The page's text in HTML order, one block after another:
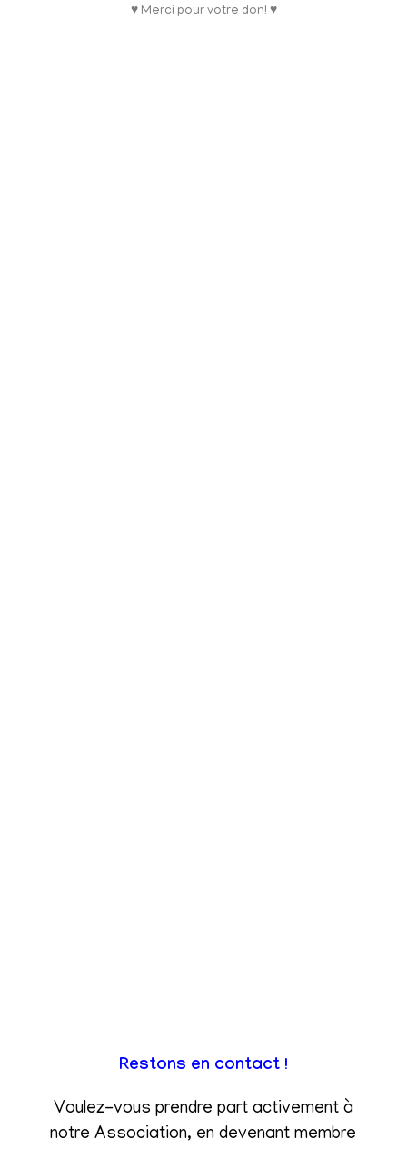
♥ Merci pour votre don! ♥
Restons en contact !
Voulez-vous prendre part activement à
notre Association, en devenant membre